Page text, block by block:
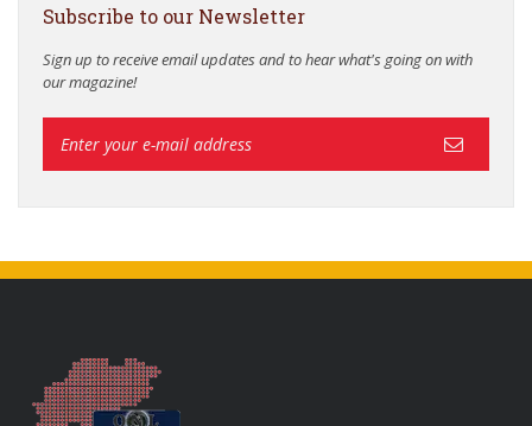
Subscribe to our Newsletter
Sign up to receive email updates and to hear what's going on with
our magazine!